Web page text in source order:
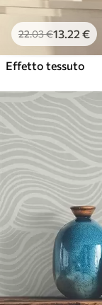
22.03€13.22 €
Effetto tessuto